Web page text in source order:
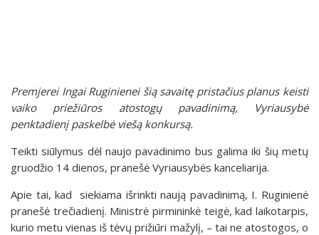
Premjerei Ingai Ruginienei šią savaitę pristačius planus keisti
vaiko priežiūros atostogų pavadinimą, Vyriausybė
penktadienį paskelbė viešą konkursą.
Teikti siūlymus dėl naujo pavadinimo bus galima iki šių metų
gruodžio 14 dienos, pranešė Vyriausybės kanceliarija.
Apie tai, kad siekiama išrinkti naują pavadinimą, I. Ruginienė
pranešė trečiadienį. Ministrė pirmininkė teigė, kad laikotarpis,
kurio metu vienas iš tėvų prižiūri mažylį, – tai ne atostogos, o